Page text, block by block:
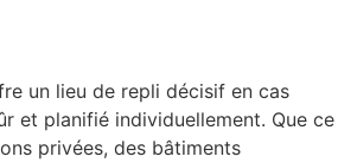
un lieu de repli décisif en cas
et planifié individuellement. Que ce
privées, des bâtiments